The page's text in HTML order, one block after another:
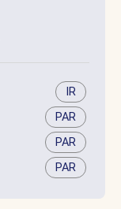
IR
PAR
PAR
PAR